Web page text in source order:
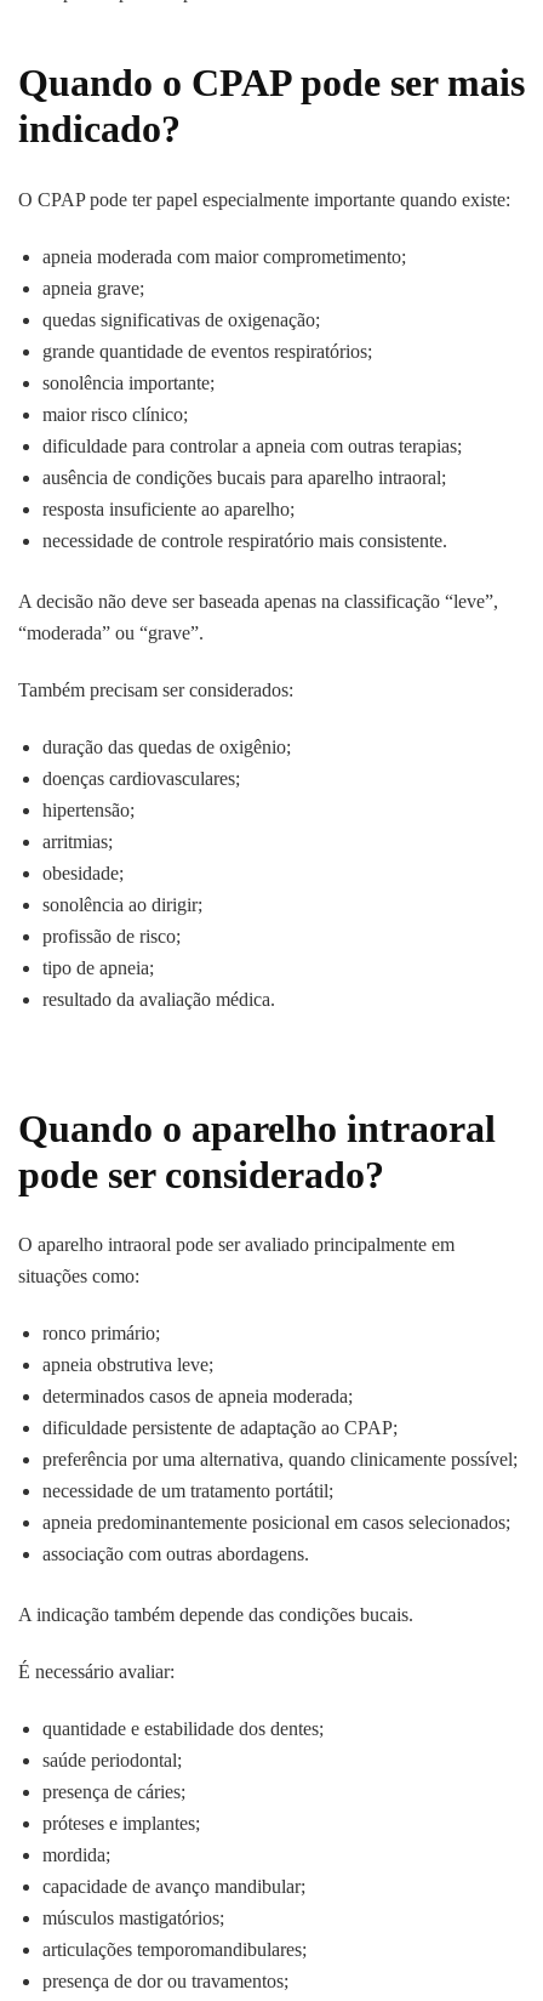
Quando o CPAP pode ser mais
indicado?
O CPAP pode ter papel especialmente importante quando existe:
apneia moderada com maior comprometimento;
apneia grave;
quedas significativas de oxigenação;
grande quantidade de eventos respiratórios;
sonolência importante;
maior risco clínico;
dificuldade para controlar a apneia com outras terapias;
ausência de condições bucais para aparelho intraoral;
resposta insuficiente ao aparelho;
necessidade de controle respiratório mais consistente.
A decisão não deve ser baseada apenas na classificação “leve”,
“moderada” ou “grave”.
Também precisam ser considerados:
duração das quedas de oxigênio;
doenças cardiovasculares;
hipertensão;
arritmias;
obesidade;
sonolência ao dirigir;
profissão de risco;
tipo de apneia;
resultado da avaliação médica.
Quando o aparelho intraoral
pode ser considerado?
O aparelho intraoral pode ser avaliado principalmente em
situações como:
ronco primário;
apneia obstrutiva leve;
determinados casos de apneia moderada;
dificuldade persistente de adaptação ao CPAP;
preferência por uma alternativa, quando clinicamente possível;
necessidade de um tratamento portátil;
apneia predominantemente posicional em casos selecionados;
associação com outras abordagens.
A indicação também depende das condições bucais.
É necessário avaliar:
quantidade e estabilidade dos dentes;
saúde periodontal;
presença de cáries;
próteses e implantes;
mordida;
capacidade de avanço mandibular;
músculos mastigatórios;
articulações temporomandibulares;
presença de dor ou travamentos;